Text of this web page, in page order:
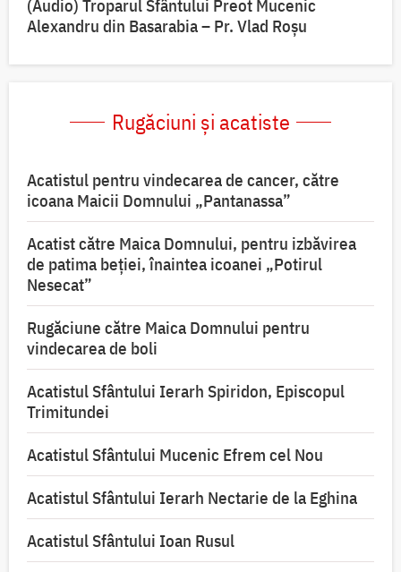
(Audio) Troparul Sfântului Preot Mucenic
Alexandru din Basarabia – Pr. Vlad Roșu
Rugăciuni și acatiste
Acatistul pentru vindecarea de cancer, către
icoana Maicii Domnului „Pantanassa”
Acatist către Maica Domnului, pentru izbăvirea
de patima beției, înaintea icoanei „Potirul
Nesecat”
Rugăciune către Maica Domnului pentru
vindecarea de boli
Acatistul Sfântului Ierarh Spiridon, Episcopul
Trimitundei
Acatistul Sfântului Mucenic Efrem cel Nou
Acatistul Sfântului Ierarh Nectarie de la Eghina
Acatistul Sfântului Ioan Rusul